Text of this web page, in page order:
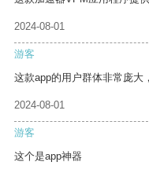
2024-08-01
游客
这款app的用户群体非常庞大
2024-08-01
游客
这个是app神器